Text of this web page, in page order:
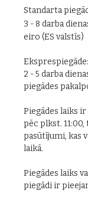
Standarta
3 - 8 darba
eiro (ES valstīs)
Eksprespiegāde:
2 - 5 darba
piegādes
Piegādes laiks
pēc plkst.
pasūtījumi, kas
laikā.
Piegādes laiks
piegādi ir